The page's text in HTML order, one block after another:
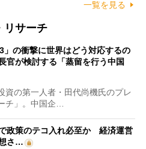
一覧を見る
リサーチ
の衝撃に世界はどう対応するの
が検討する「蒸留を行う中国
の第一人者・田代尚機氏のプレ
チ」。中国企…
政策のテコ入れ必至か 経済運営
さ…